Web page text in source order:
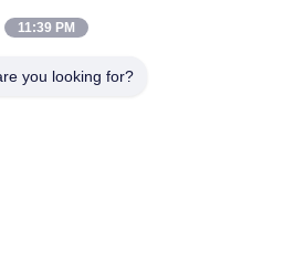
11:39 PM
you looking for?